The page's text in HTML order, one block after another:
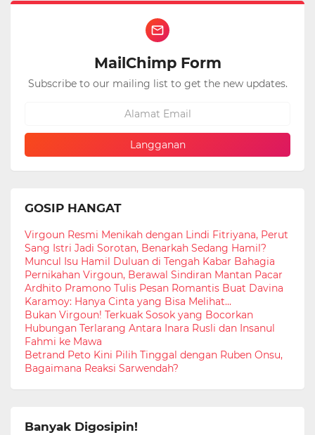
MailChimp Form
Subscribe to our mailing list to get the new updates.
GOSIP HANGAT
Virgoun Resmi Menikah dengan Lindi Fitriyana, Perut
Sang Istri Jadi Sorotan, Benarkah Sedang Hamil?
Muncul Isu Hamil Duluan di Tengah Kabar Bahagia
Pernikahan Virgoun, Berawal Sindiran Mantan Pacar
Ardhito Pramono Tulis Pesan Romantis Buat Davina
Karamoy: Hanya Cinta yang Bisa Melihat...
Bukan Virgoun! Terkuak Sosok yang Bocorkan
Hubungan Terlarang Antara Inara Rusli dan Insanul
Fahmi ke Mawa
Betrand Peto Kini Pilih Tinggal dengan Ruben Onsu,
Bagaimana Reaksi Sarwendah?
Banyak Digosipin!